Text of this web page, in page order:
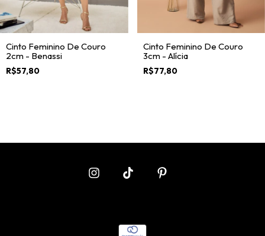
Cinto Feminino De Couro
2cm - Benassi
R$57,80
Cinto Feminino De Couro
3cm - Alícia
R$77,80